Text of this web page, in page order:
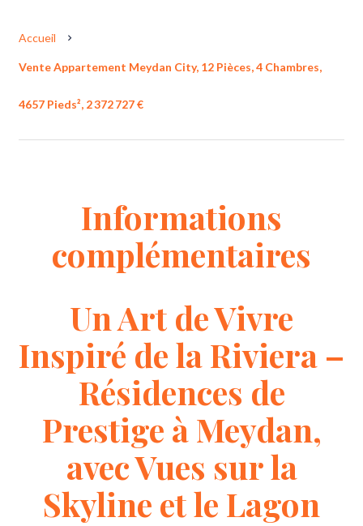
Accueil
Vente Appartement Meydan City, 12 Pièces, 4 Chambres,
4657 Pieds², 2 372 727 €
Informations
complémentaires
Un Art de Vivre
Inspiré de la Riviera –
Résidences de
Prestige à Meydan,
avec Vues sur la
Skyline et le Lagon